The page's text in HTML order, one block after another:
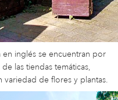
en inglés se encuentran por
las tiendas temáticas,
de flores y plantas.